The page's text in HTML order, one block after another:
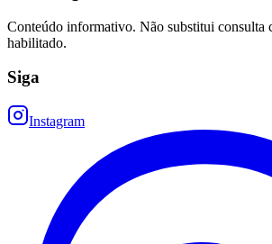
Conteúdo informativo. Não substitui consulta
habilitado.
Siga
Instagram